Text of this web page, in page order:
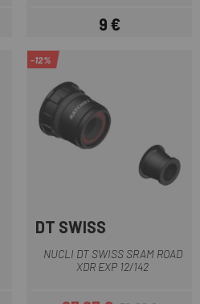
Preu
9 €
-12%
DT SWISS
NUCLI DT SWISS SRAM ROAD
XDR EXP 12/142